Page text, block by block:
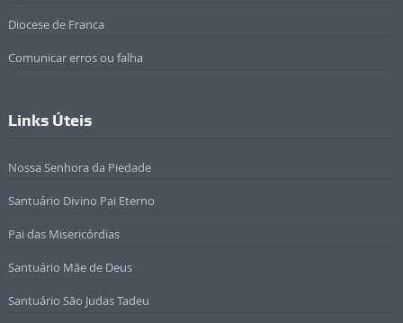
Diocese de Franca
Comunicar erros ou falha
Links Úteis
Nossa Senhora da Piedade
Santuário Divino Pai Eterno
Pai das Misericórdias
Santuário Mãe de Deus
Santuário São Judas Tadeu